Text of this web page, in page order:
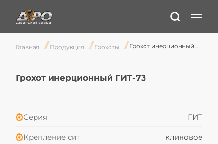
Главная Продукция Грохоты Грохот инерционный ГИТ-73
Грохот инерционный ГИТ-73
Серия ГИТ
Крепление сит клиновое